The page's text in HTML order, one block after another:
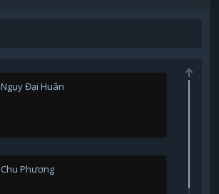
Ngụy Đại Huân
Chu Phương